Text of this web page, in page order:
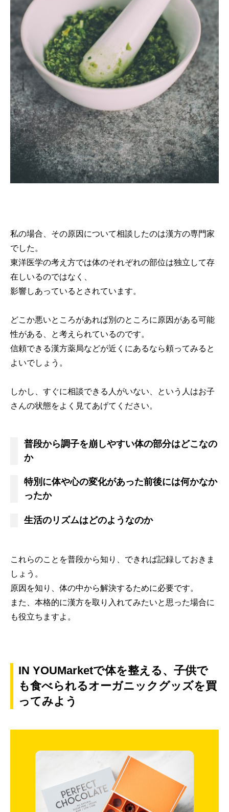
私の場合、その原因について相談したのは漢方の専門家
でした。
東洋医学の考え方では体のそれぞれの部位は独立して存
在しいるのではなく、
影響しあっているとされています。
どこか悪いところがあれば別のところに原因がある可能
性がある、と考えられているのです。
信頼できる漢方薬局などが近くにあるなら頼ってみると
よいでしょう。
しかし、すぐに相談できる人がいない、という人はお子
さんの状態をよく見てあげてください。
普段から調子を崩しやすい体の部分はどこなの
か
特別に体や心の変化があった前後には何かなか
ったか
生活のリズムはどのようなのか
これらのことを普段から知り、できれば記録しておきま
しょう。
原因を知り、体の中から解決するために必要です。
また、本格的に漢方を取り入れてみたいと思った場合に
も役立ちますよ。
IN YOUMarketで体を整える、子供で
も食べられるオーガニックグッズを買
ってみよう